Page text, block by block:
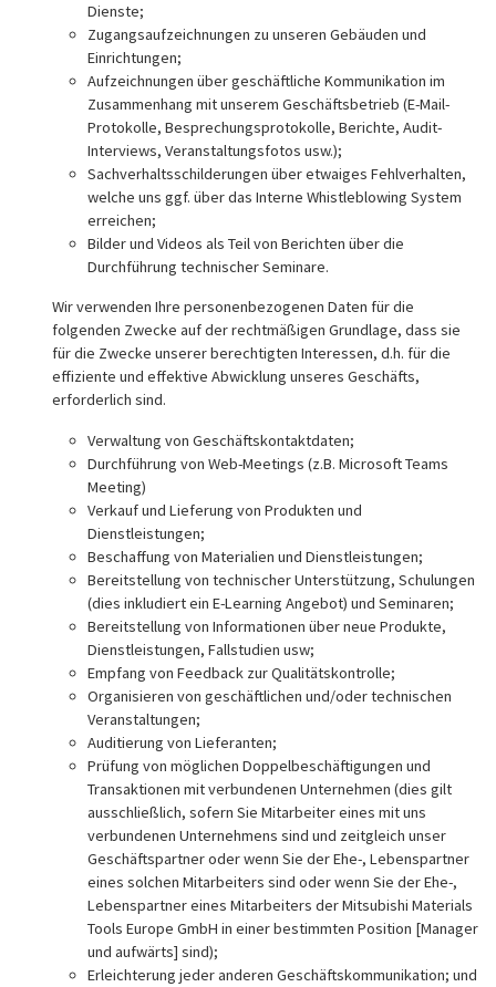
Dienste;
Zugangsaufzeichnungen zu unseren Gebäuden und
Einrichtungen;
Aufzeichnungen über geschäftliche Kommunikation im
Zusammenhang mit unserem Geschäftsbetrieb (E-Mail-
Protokolle, Besprechungsprotokolle, Berichte, Audit-
Interviews, Veranstaltungsfotos usw.);
Sachverhaltsschilderungen über etwaiges Fehlverhalten,
welche uns ggf. über das Interne Whistleblowing System
erreichen;
Bilder und Videos als Teil von Berichten über die
Durchführung technischer Seminare.
Wir verwenden Ihre personenbezogenen Daten für die
folgenden Zwecke auf der rechtmäßigen Grundlage, dass sie
für die Zwecke unserer berechtigten Interessen, d.h. für die
effiziente und effektive Abwicklung unseres Geschäfts,
erforderlich sind.
Verwaltung von Geschäftskontaktdaten;
Durchführung von Web-Meetings (z.B. Microsoft Teams
Meeting)
Verkauf und Lieferung von Produkten und
Dienstleistungen;
Beschaffung von Materialien und Dienstleistungen;
Bereitstellung von technischer Unterstützung, Schulungen
(dies inkludiert ein E-Learning Angebot) und Seminaren;
Bereitstellung von Informationen über neue Produkte,
Dienstleistungen, Fallstudien usw;
Empfang von Feedback zur Qualitätskontrolle;
Organisieren von geschäftlichen und/oder technischen
Veranstaltungen;
Auditierung von Lieferanten;
Prüfung von möglichen Doppelbeschäftigungen und
Transaktionen mit verbundenen Unternehmen (dies gilt
ausschließlich, sofern Sie Mitarbeiter eines mit uns
verbundenen Unternehmens sind und zeitgleich unser
Geschäftspartner oder wenn Sie der Ehe-, Lebenspartner
eines solchen Mitarbeiters sind oder wenn Sie der Ehe-,
Lebenspartner eines Mitarbeiters der Mitsubishi Materials
Tools Europe GmbH in einer bestimmten Position [Manager
und aufwärts] sind);
Erleichterung jeder anderen Geschäftskommunikation; und